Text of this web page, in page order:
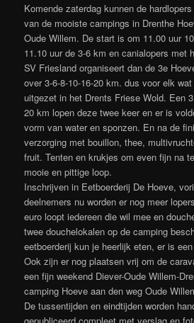
Komende zaterdag kunnen de
van de mooiste campings in Drenthe
Oude Willem. De start is om 11.00 uur
11.10 uur de 3-6 km en canialopers met
SV Friesland organiseert dan de 3e
over 3-6-8-10-16-20 km. dus voor elk
uitgezet in het Drents Friese Wold. Een
20 km lopen deze twee keer en er is
vorm van water en sponzen. En na de
verzorging met bouillon, thee,
fruit. Tenten en krukjes om even fijn na
mooie en pittige loop.
Inschrijven in Eetboerderij De Hoeve,
deelnemers nu worden er nog meer
euro loopt iedereen die wil mee en
twee douchelokalen op de camping
eetboerderij kun je heerlijk eten, er is
Ook zijn er nog plaatsen vrij om de
een fijn weekend Diever-Oude Willem-
camping Hoeve aan den weg Oude
De tussentijden en eindtijden worden